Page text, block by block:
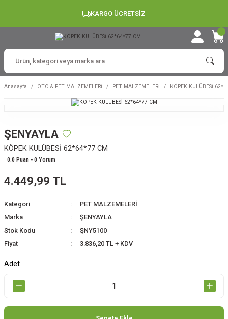
KARGO ÜCRETSİZ
Anasayfa OTO & PET MALZEMELERİ PET MALZEMELERİ KÖPEK KULÜBESİ
ŞENYAYLA
KÖPEK KULÜBESİ 62*64*77 CM
0.0 Puan - 0 Yorum
4.449,99 TL
Kategori
PET MALZEMELERİ
Marka
ŞENYAYLA
Stok Kodu
ŞNY5100
Fiyat
3.836,20 TL + KDV
Adet